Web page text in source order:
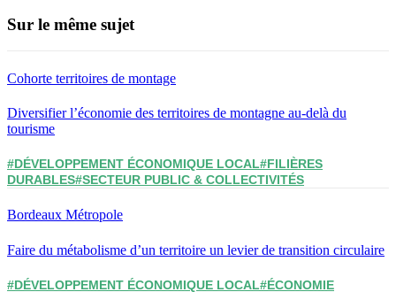
Sur le même sujet
Cohorte territoires de montage
Diversifier l’économie des territoires de montagne au-delà du
tourisme
#DÉVELOPPEMENT ÉCONOMIQUE LOCAL#FILIÈRES
DURABLES#SECTEUR PUBLIC & COLLECTIVITÉS
Bordeaux Métropole
Faire du métabolisme d’un territoire un levier de transition circulaire
#DÉVELOPPEMENT ÉCONOMIQUE LOCAL#ÉCONOMIE